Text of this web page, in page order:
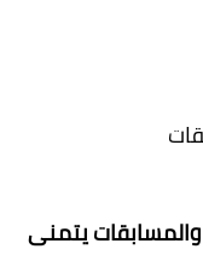
والمسابقات يتمنى